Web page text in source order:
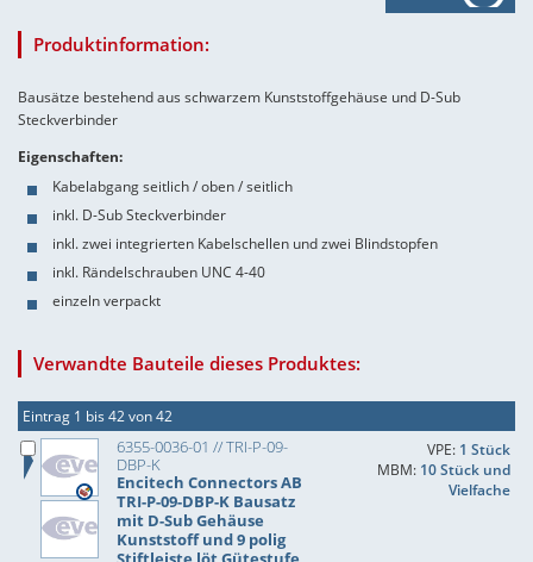
Produktinformation:
Bausätze bestehend aus schwarzem Kunststoffgehäuse und D-Sub
Steckverbinder
Eigenschaften:
Kabelabgang seitlich / oben / seitlich
inkl. D-Sub Steckverbinder
inkl. zwei integrierten Kabelschellen und zwei Blindstopfen
inkl. Rändelschrauben UNC 4-40
einzeln verpackt
Verwandte Bauteile dieses Produktes:
Eintrag 1 bis 42 von 42
6355-0036-01 // TRI-P-09-
DBP-K
Encitech Connectors AB
TRI-P-09-DBP-K Bausatz
mit D-Sub Gehäuse
Kunststoff und 9 polig
VPE: 1 Stück
MBM: 10 Stück und
Vielfache